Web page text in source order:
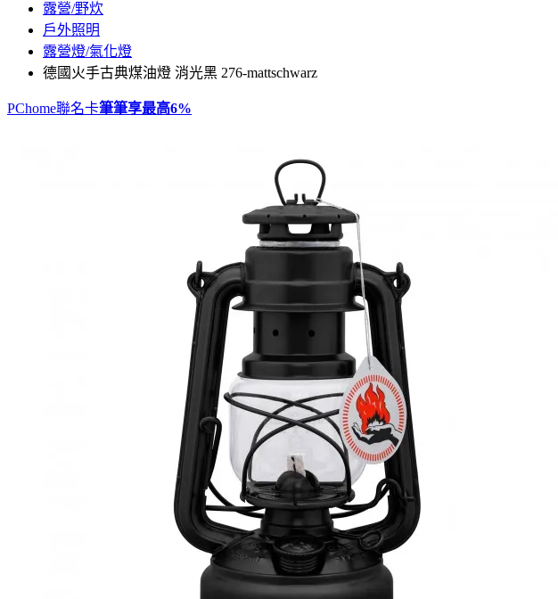
露營/野炊
戶外照明
露營燈/氣化燈
德國火手古典煤油燈 消光黑 276-mattschwarz
PChome聯名卡筆筆享最高6%